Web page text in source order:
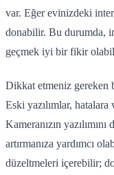
var. Eğer evinizdeki
donabilir. Bu durumda,
geçmek iyi bir fikir
Dikkat etmeniz gereken
Eski yazılımlar,
Kameranızın
artırmanıza yardımcı
düzeltmeleri içerebilir;